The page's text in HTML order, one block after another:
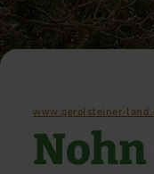
www.gerolsteiner-
Nohn